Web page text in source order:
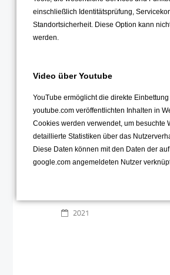
21 Astro-AG
Wie auch in vorangegangenen
Jahren war die Astro-AG
gemeinsam im Kino
2021
einschließlich Identitätsprüfung,
Standortsicherheit. Diese Option kann
werden.
Video über Youtube
YouTube ermöglicht die direkte
youtube.com veröffentlichten Inhalten in
Cookies werden verwendet, um besuchte
detaillierte Statistiken über das
Diese Daten können mit den Daten der
google.com angemeldeten Nutzer